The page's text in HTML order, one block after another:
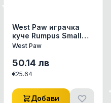
West Paw играчка
куче Rumpus Small
6см оранжево
West Paw
50.14 лв
€25.64
Добави